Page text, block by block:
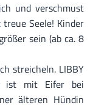
und verschmust
Seele! Kinder
sein (ab ca. 8
streicheln. LIBBY
ist mit Eifer bei
älteren Hündin